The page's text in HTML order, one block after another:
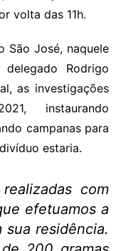
volta das 11h.
São José, naquele
Rodrigo
as investigações
instaurando
campanas para
estaria.
com
efetuamos a
residência.